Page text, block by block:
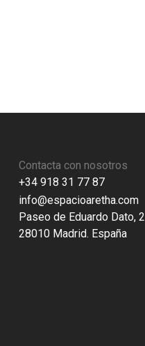
Contacta con nosotros
+34 918 31 77 87
info@espacioaretha.com
Paseo de Eduardo Dato, 2
28010 Madrid. España